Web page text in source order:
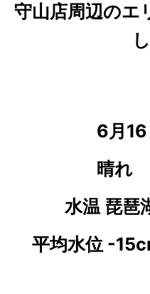
守山店周辺のエ
6月16
晴れ
水温 琵
平均水位 -